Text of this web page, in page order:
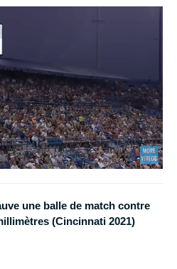
une balle de match contre
(Cincinnati 2021)